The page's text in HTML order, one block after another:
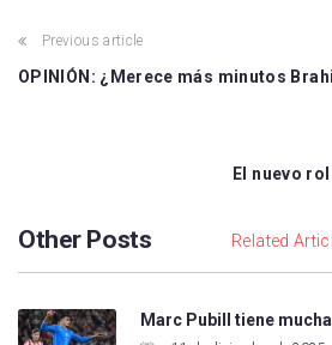
Previous article
OPINIÓN: ¿Merece más minutos
El nuevo
Other Posts Related
Marc Pubill tiene